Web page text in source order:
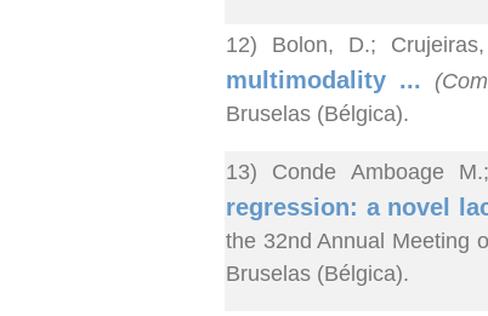
12) Bolon, D.;
multimodality ...
Bruselas (Bélgica).
13) Conde Amboage
regression: a novel
the 32nd Annual Meeting
Bruselas (Bélgica).